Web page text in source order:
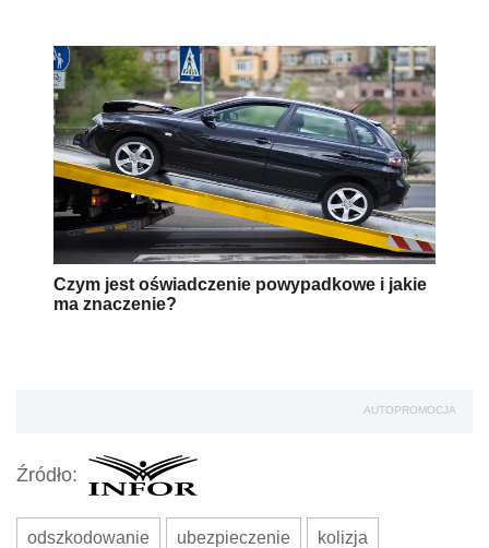
Czym jest oświadczenie powypadkowe i jakie
ma znaczenie?
AUTOPROMOCJA
Źródło:
odszkodowanie ubezpieczenie kolizja